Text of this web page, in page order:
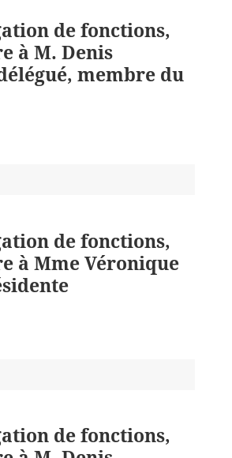
de fonctions,
à M. Denis
membre du
de fonctions,
à Mme Véronique
de fonctions,